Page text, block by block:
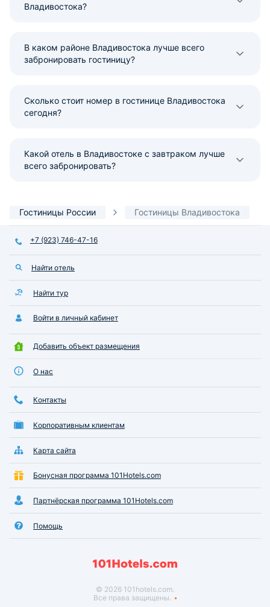
Владивостока?
В каком районе Владивостока лучше всего
забронировать гостиницу?
Сколько стоит номер в гостинице Владивостока
сегодня?
Какой отель в Владивостоке с завтраком лучше
всего забронировать?
Гостиницы России Гостиницы Владивостока
+7 (923) 746-47-16
Найти отель
Найти тур
Войти в личный кабинет
Добавить объект размещения
О нас
Контакты
Корпоративным клиентам
Карта сайта
Бонусная программа 101Hotels.com
Партнёрская программа 101Hotels.com
Помощь
© 2026 101hotels.com.
Все права защищены.